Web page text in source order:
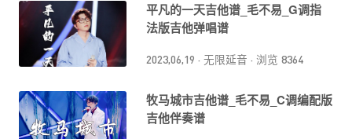
平凡的一天吉他谱_毛不易_G调指
法版吉他弹唱谱
2023,06,19 · 无限延音 · 浏览 8364
牧马城市吉他谱_毛不易_C调编配版
吉他伴奏谱